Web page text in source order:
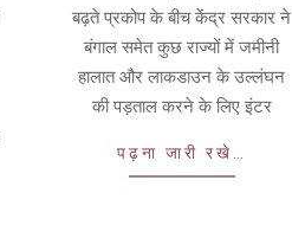
बढ़ते प्रकोप के बीच केंद्र सरकार ने
बंगाल समेत कुछ राज्यों में जमीनी
हालात और लाकडाउन के उल्लंघन
की पड़ताल करने के लिए इंटर
पढ़ना जारी रखे…